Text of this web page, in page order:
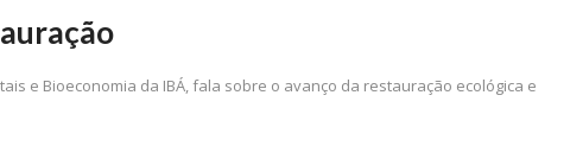
e Bioeconomia da IBÁ, fala sobre o avanço da restauração ecológica e